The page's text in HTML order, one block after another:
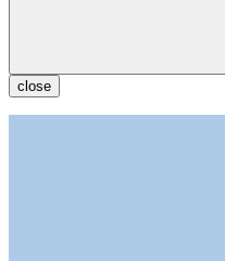
close